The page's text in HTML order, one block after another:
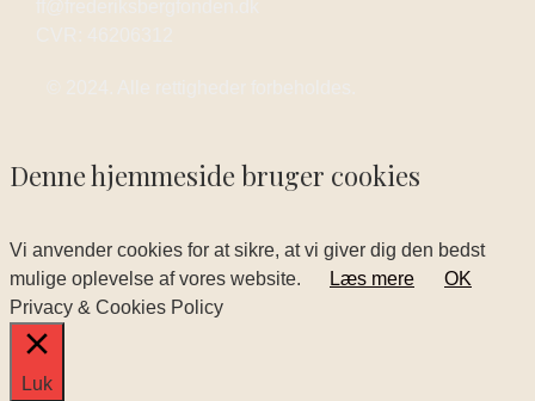
Denne hjemmeside bruger cookies
Vi anvender cookies for at sikre, at vi giver dig den bedst
mulige oplevelse af vores website.
Læs mere
OK
Privacy & Cookies Policy
Luk